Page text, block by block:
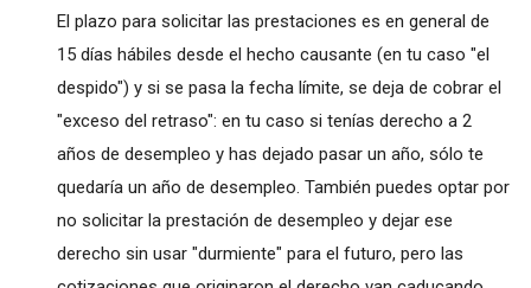
El plazo para solicitar las prestaciones es en general de
15 días hábiles desde el hecho causante (en tu caso "el
despido") y si se pasa la fecha límite, se deja de cobrar el
"exceso del retraso": en tu caso si tenías derecho a 2
años de desempleo y has dejado pasar un año, sólo te
quedaría un año de desempleo. También puedes optar por
no solicitar la prestación de desempleo y dejar ese
derecho sin usar "durmiente" para el futuro, pero las